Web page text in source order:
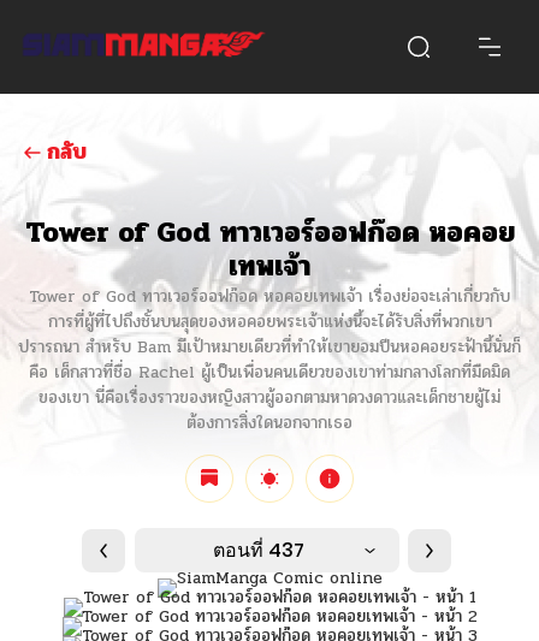
กลับ
Tower of God ทาวเวอร์ออฟก๊อด หอคอย
เทพเจ้า
Tower of God ทาวเวอร์ออฟก๊อด หอคอยเทพเจ้า เรื่องย่อจะเล่าเกี่ยวกับ
การที่ผู้ที่ไปถึงชั้นบนสุดของหอคอยพระเจ้าแห่งนี้จะได้รับสิ่งที่พวกเขา
ปรารถนา สำหรับ Bam มีเป้าหมายเดียวที่ทำให้เขายอมปีนหอคอยระฟ้านี้นั่นก็
คือ เด็กสาวที่ชื่อ Rachel ผู้เป็นเพื่อนคนเดียวของเขาท่ามกลางโลกที่มืดมิด
ของเขา นี่คือเรื่องราวของหญิงสาวผู้ออกตามหาดวงดาวและเด็กชายผู้ไม่
ต้องการสิ่งใดนอกจากเธอ
ตอนที่ 437